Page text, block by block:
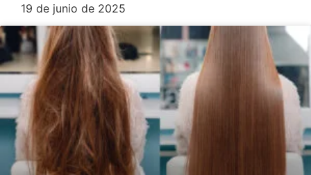
19 de junio de 2025